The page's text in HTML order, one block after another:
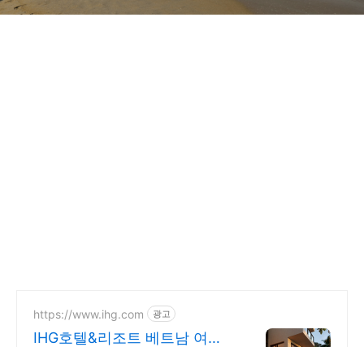
https://www.ihg.com 광고
IHG호텔&리조트 베트남 여름